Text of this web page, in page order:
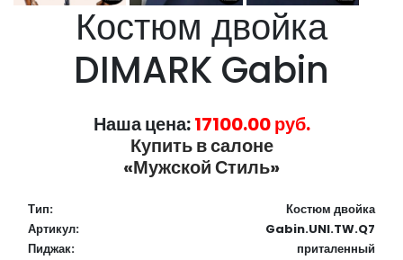
Костюм двойка
DIMARK Gabin
Наша цена:17100.00 руб.
Купить в салоне
«Мужской Стиль»
Тип:
Костюм двойка
Артикул:
Gabin.UNI.TW.Q7
Пиджак:
приталенный